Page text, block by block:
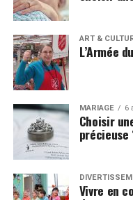
ART &
L’Armée
MARIAGE 6
Choisir
précieuse
Vivre en